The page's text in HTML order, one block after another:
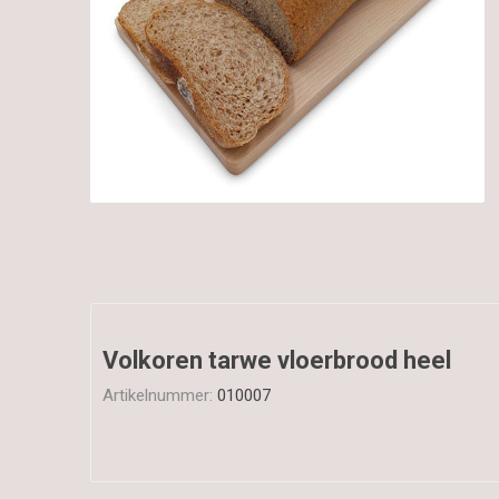
Volkoren tarwe vloerbrood heel
Artikelnummer: 010007